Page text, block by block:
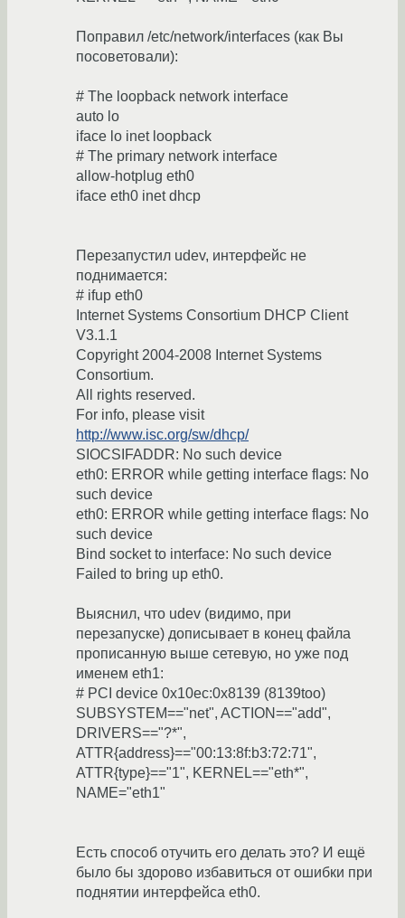
Поправил /etc/network/interfaces (как Вы
посоветовали):
# The loopback network interface
auto lo
iface lo inet loopback
# The primary network interface
allow-hotplug eth0
iface eth0 inet dhcp
Перезапустил udev, интерфейс не
поднимается:
# ifup eth0
Internet Systems Consortium DHCP Client
V3.1.1
Copyright 2004-2008 Internet Systems
Consortium.
All rights reserved.
For info, please visit
http://www.isc.org/sw/dhcp/
SIOCSIFADDR: No such device
eth0: ERROR while getting interface flags: No
such device
eth0: ERROR while getting interface flags: No
such device
Bind socket to interface: No such device
Failed to bring up eth0.
Выяснил, что udev (видимо, при
перезапуске) дописывает в конец файла
прописанную выше сетевую, но уже под
именем eth1:
# PCI device 0x10ec:0x8139 (8139too)
SUBSYSTEM=="net", ACTION=="add",
DRIVERS=="?*",
ATTR{address}=="00:13:8f:b3:72:71",
ATTR{type}=="1", KERNEL=="eth*",
NAME="eth1"
Есть способ отучить его делать это? И ещё
было бы здорово избавиться от ошибки при
поднятии интерфейса eth0.